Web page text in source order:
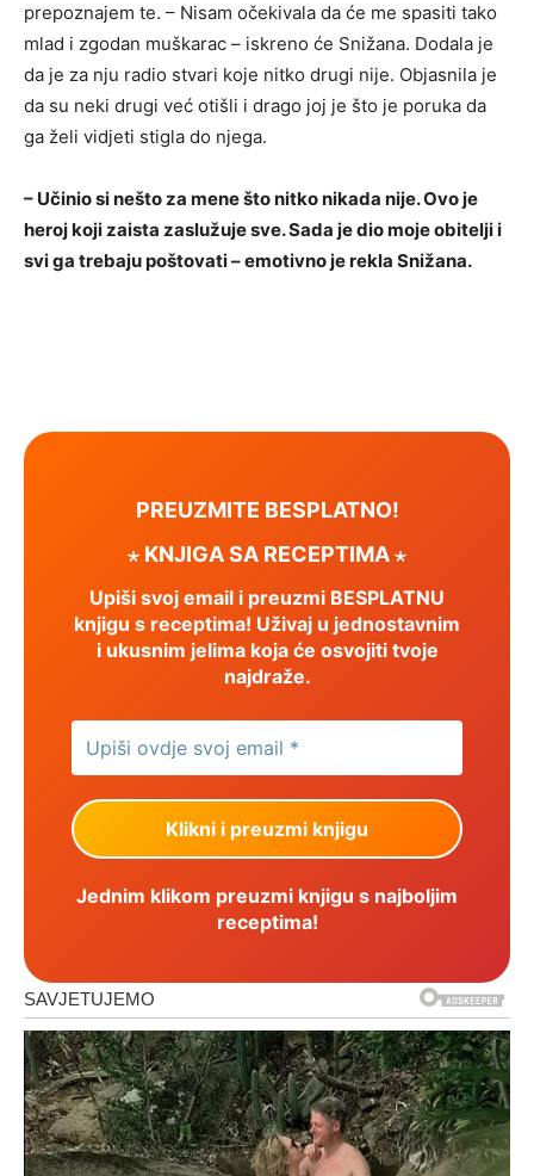
prepoznajem te. – Nisam očekivala da će me spasiti tako
mlad i zgodan muškarac – iskreno će Snižana. Dodala je
da je za nju radio stvari koje nitko drugi nije. Objasnila je
da su neki drugi već otišli i drago joj je što je poruka da
ga želi vidjeti stigla do njega.
– Učinio si nešto za mene što nitko nikada nije. Ovo je
heroj koji zaista zaslužuje sve. Sada je dio moje obitelji i
svi ga trebaju poštovati – emotivno je rekla Snižana.
PREUZMITE BESPLATNO!
⋆ KNJIGA SA RECEPTIMA ⋆
Upiši svoj email i preuzmi BESPLATNU
knjigu s receptima! Uživaj u jednostavnim
i ukusnim jelima koja će osvojiti tvoje
najdraže.
Jednim klikom preuzmi knjigu s najboljim
receptima!